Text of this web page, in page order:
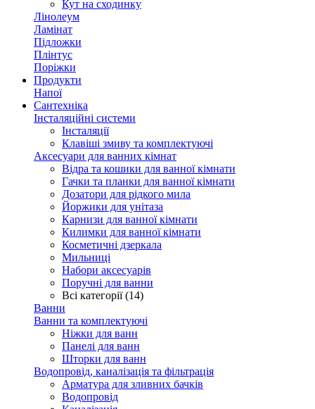
Кут на сходинку
Лінолеум
Ламінат
Підложки
Плінтус
Поріжки
Продукти
Напої
Сантехніка
Інсталяційні системи
Інсталяції
Клавіші змиву та комплектуючі
Аксесуари для ванних кімнат
Відра та кошики для ванної кімнати
Гачки та планки для ванної кімнати
Дозатори для рідкого мила
Йоржики для унітаза
Карнизи для ванної кімнати
Килимки для ванної кімнати
Косметичні дзеркала
Мильниці
Набори аксесуарів
Поручні для ванни
Всі категорії (14)
Ванни
Ванни та комплектуючі
Ніжки для ванн
Панелі для ванн
Шторки для ванн
Водопровід, каналізація та фільтрація
Арматура для зливних бачків
Водопровід